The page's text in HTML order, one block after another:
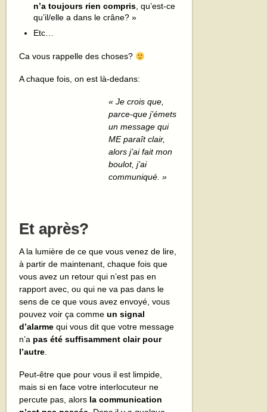
n’a toujours rien compris , qu’est-ce
qu’il/elle a dans le crâne? »
Etc…
Ca vous rappelle des choses?
A chaque fois, on est là-dedans:
« Je crois que,
parce-que j’émets
un message qui
ME paraît clair,
alors j’ai fait mon
boulot, j’ai
communiqué. »
Et après?
A la lumière de ce que vous venez de lire,
à partir de maintenant, chaque fois que
vous avez un retour qui n’est pas en
rapport avec, ou qui ne va pas dans le
sens de ce que vous avez envoyé, vous
pouvez voir ça commeun signal
d’alarme qui vous dit que votre message
n’a pas été suffisamment clair pour
l’autre
Peut-être que pour vous il est limpide,
mais si en face votre interlocuteur ne
percute pas, alors la communication